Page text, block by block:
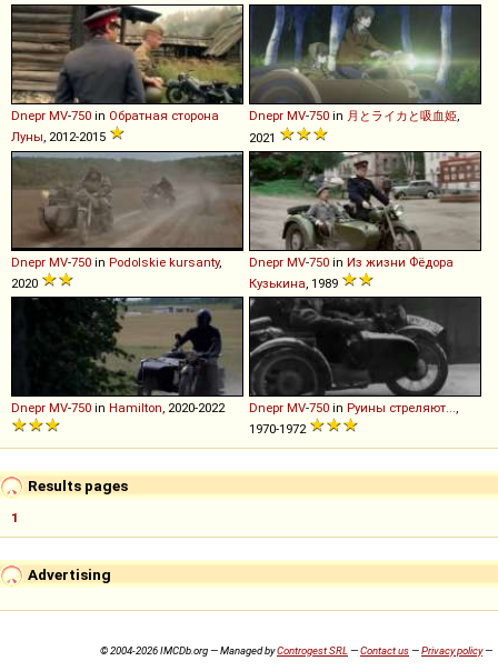
Dnepr MV-750 in Обратная сторона
Луны , 2012-2015
Dnepr MV-750 in 月とライカと吸血姫
2021
Dnepr MV-750 in Podolskie kursanty,
2020
Dnepr MV-750 in Из жизни Фёдора
Кузькина , 1989
Dnepr MV-750 in Hamilton , 2020-2022 Dnepr MV-750 in Руины стреляют...
1970-1972
Results pages
1
Advertising
© 2004-2026 IMCDb.org — Managed byControgest SRL —Contact us—Privacy policy—